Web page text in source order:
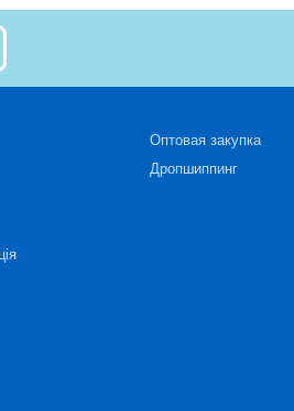
Оптовая закупка
Дропшиппинг